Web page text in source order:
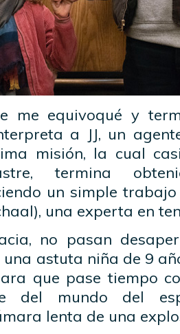
me equivoqué y
a JJ, un
misión, la cual
termina
un simple
una experta en
no pasan
una astuta niña de 9
que pase tiempo
del mundo del
lenta de una